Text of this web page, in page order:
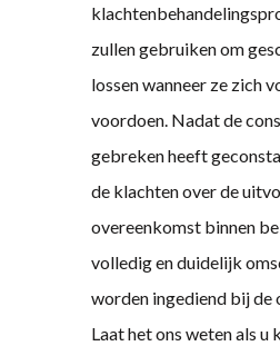
zullen gebruiken om
lossen wanneer ze zich
voordoen. Nadat de
gebreken heeft
de klachten over de
overeenkomst binnen
volledig en duidelijk
worden ingediend bij de
Laat het ons weten als u